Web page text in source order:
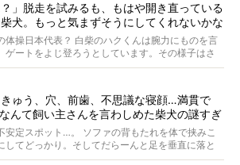
？」脱走を試みるも、もはや開き直っている
犬。もっと気まずそうにしてくれないかな
動画あり】
体操日本代表？ 白柴のハクくんは腕力にものを言
ゲートをよじ登ろうとしています。その様子はさ
きゅう、穴、前歯、不思議な寝顔…満貫で
んて飼い主さんを言わしめた柴犬の謎すぎ
コチラです。
安定スポット…。 ソファの背もたれを体で挟みこ
してどっかり。そしてだらーんと足を垂直に落と